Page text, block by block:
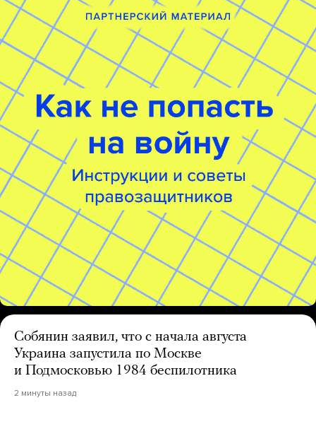
Собянин заявил, что с начала августа
Украина запустила по Москве
и Подмосковью 1984 беспилотника
2 минуты назад